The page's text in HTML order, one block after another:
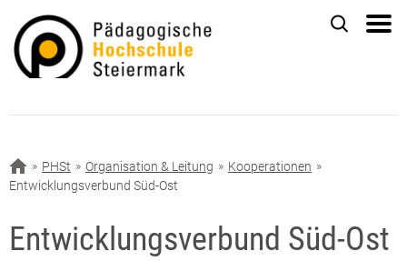
PHSt Organisation & Leitung
Kooperationen
Entwicklungsverbund Süd-Ost
Entwicklungsverbund Süd-Ost